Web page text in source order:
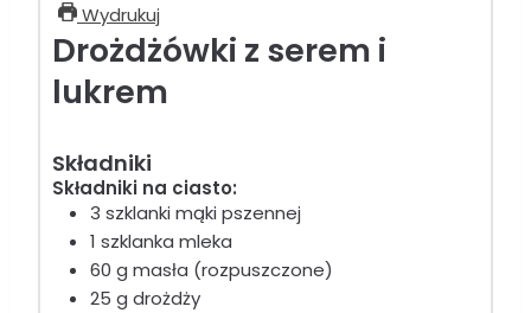
Wydrukuj
Drożdżówki z serem i
lukrem
Składniki
Składniki na ciasto:
3 szklanki mąki pszennej
1 szklanka mleka
60 g masła (rozpuszczone)
25 g drożdży